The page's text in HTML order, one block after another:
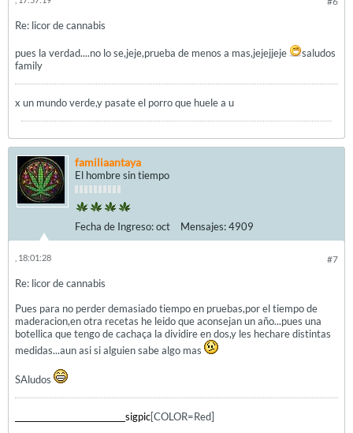
Re: licor de cannabis
pues la verdad....no lo se,jeje,prueba de menos a mas,jejejjeje
saludos
family
x un mundo verde,y pasate el porro que huele a u
familiaantaya
El hombre sin tiempo
Fecha de Ingreso:oct Mensajes:4909
#7
, 18:01:28
Re: licor de cannabis
Pues para no perder demasiado tiempo en pruebas,por el tiempo de
maderacion,en otra recetas he leido que aconsejan un año...pues una
botellica que tengo de cachaça la dividire en dos,y les hechare distintas
medidas...aun asi si alguien sabe algo mas
SAludos
____________________________sigpic[COLOR=Red]